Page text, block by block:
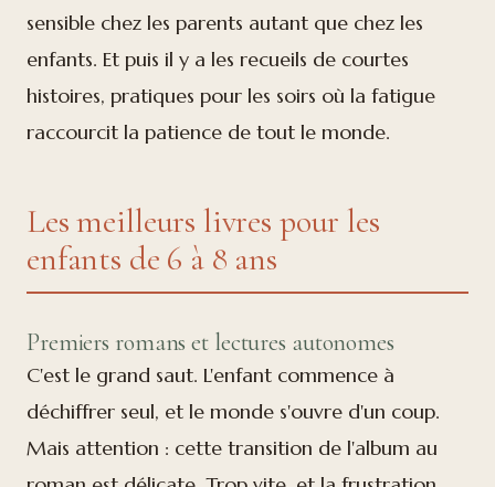
sensible chez les parents autant que chez les
enfants. Et puis il y a les recueils de courtes
histoires, pratiques pour les soirs où la fatigue
raccourcit la patience de tout le monde.
Les meilleurs livres pour les
enfants de 6 à 8 ans
Premiers romans et lectures autonomes
C'est le grand saut. L'enfant commence à
déchiffrer seul, et le monde s'ouvre d'un coup.
Mais attention : cette transition de l'album au